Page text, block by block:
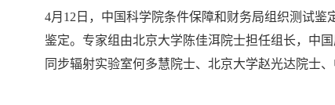
4月12日，中国科学院条件保障和财务局组织测试
鉴定。专家组由北京大学陈佳洱院士担任组长，中
同步辐射实验室何多慧院士、北京大学赵光达院士